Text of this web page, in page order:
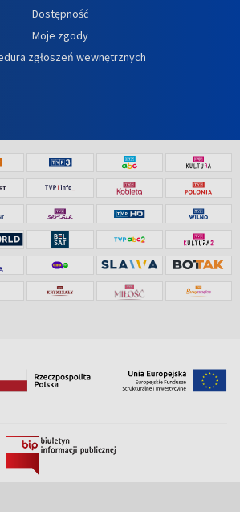
Dostępność
Moje zgody
zgłoszeń wewnętrznych